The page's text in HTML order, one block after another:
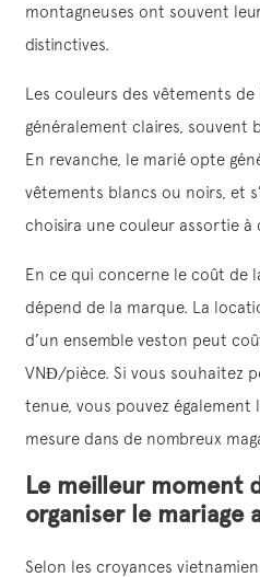
montagneuses ont souvent
distinctives.
Les couleurs des vêtements
généralement claires, souvent
En revanche, le marié opte
vêtements blancs ou noirs, et
choisira une couleur assortie à
En ce qui concerne le coût de
dépend de la marque. La
d’un ensemble veston peut
VNĐ/pièce. Si vous souhaitez
tenue, vous pouvez
mesure dans de nombreux
Le meilleur moment
organiser le mariage
Selon les croyances